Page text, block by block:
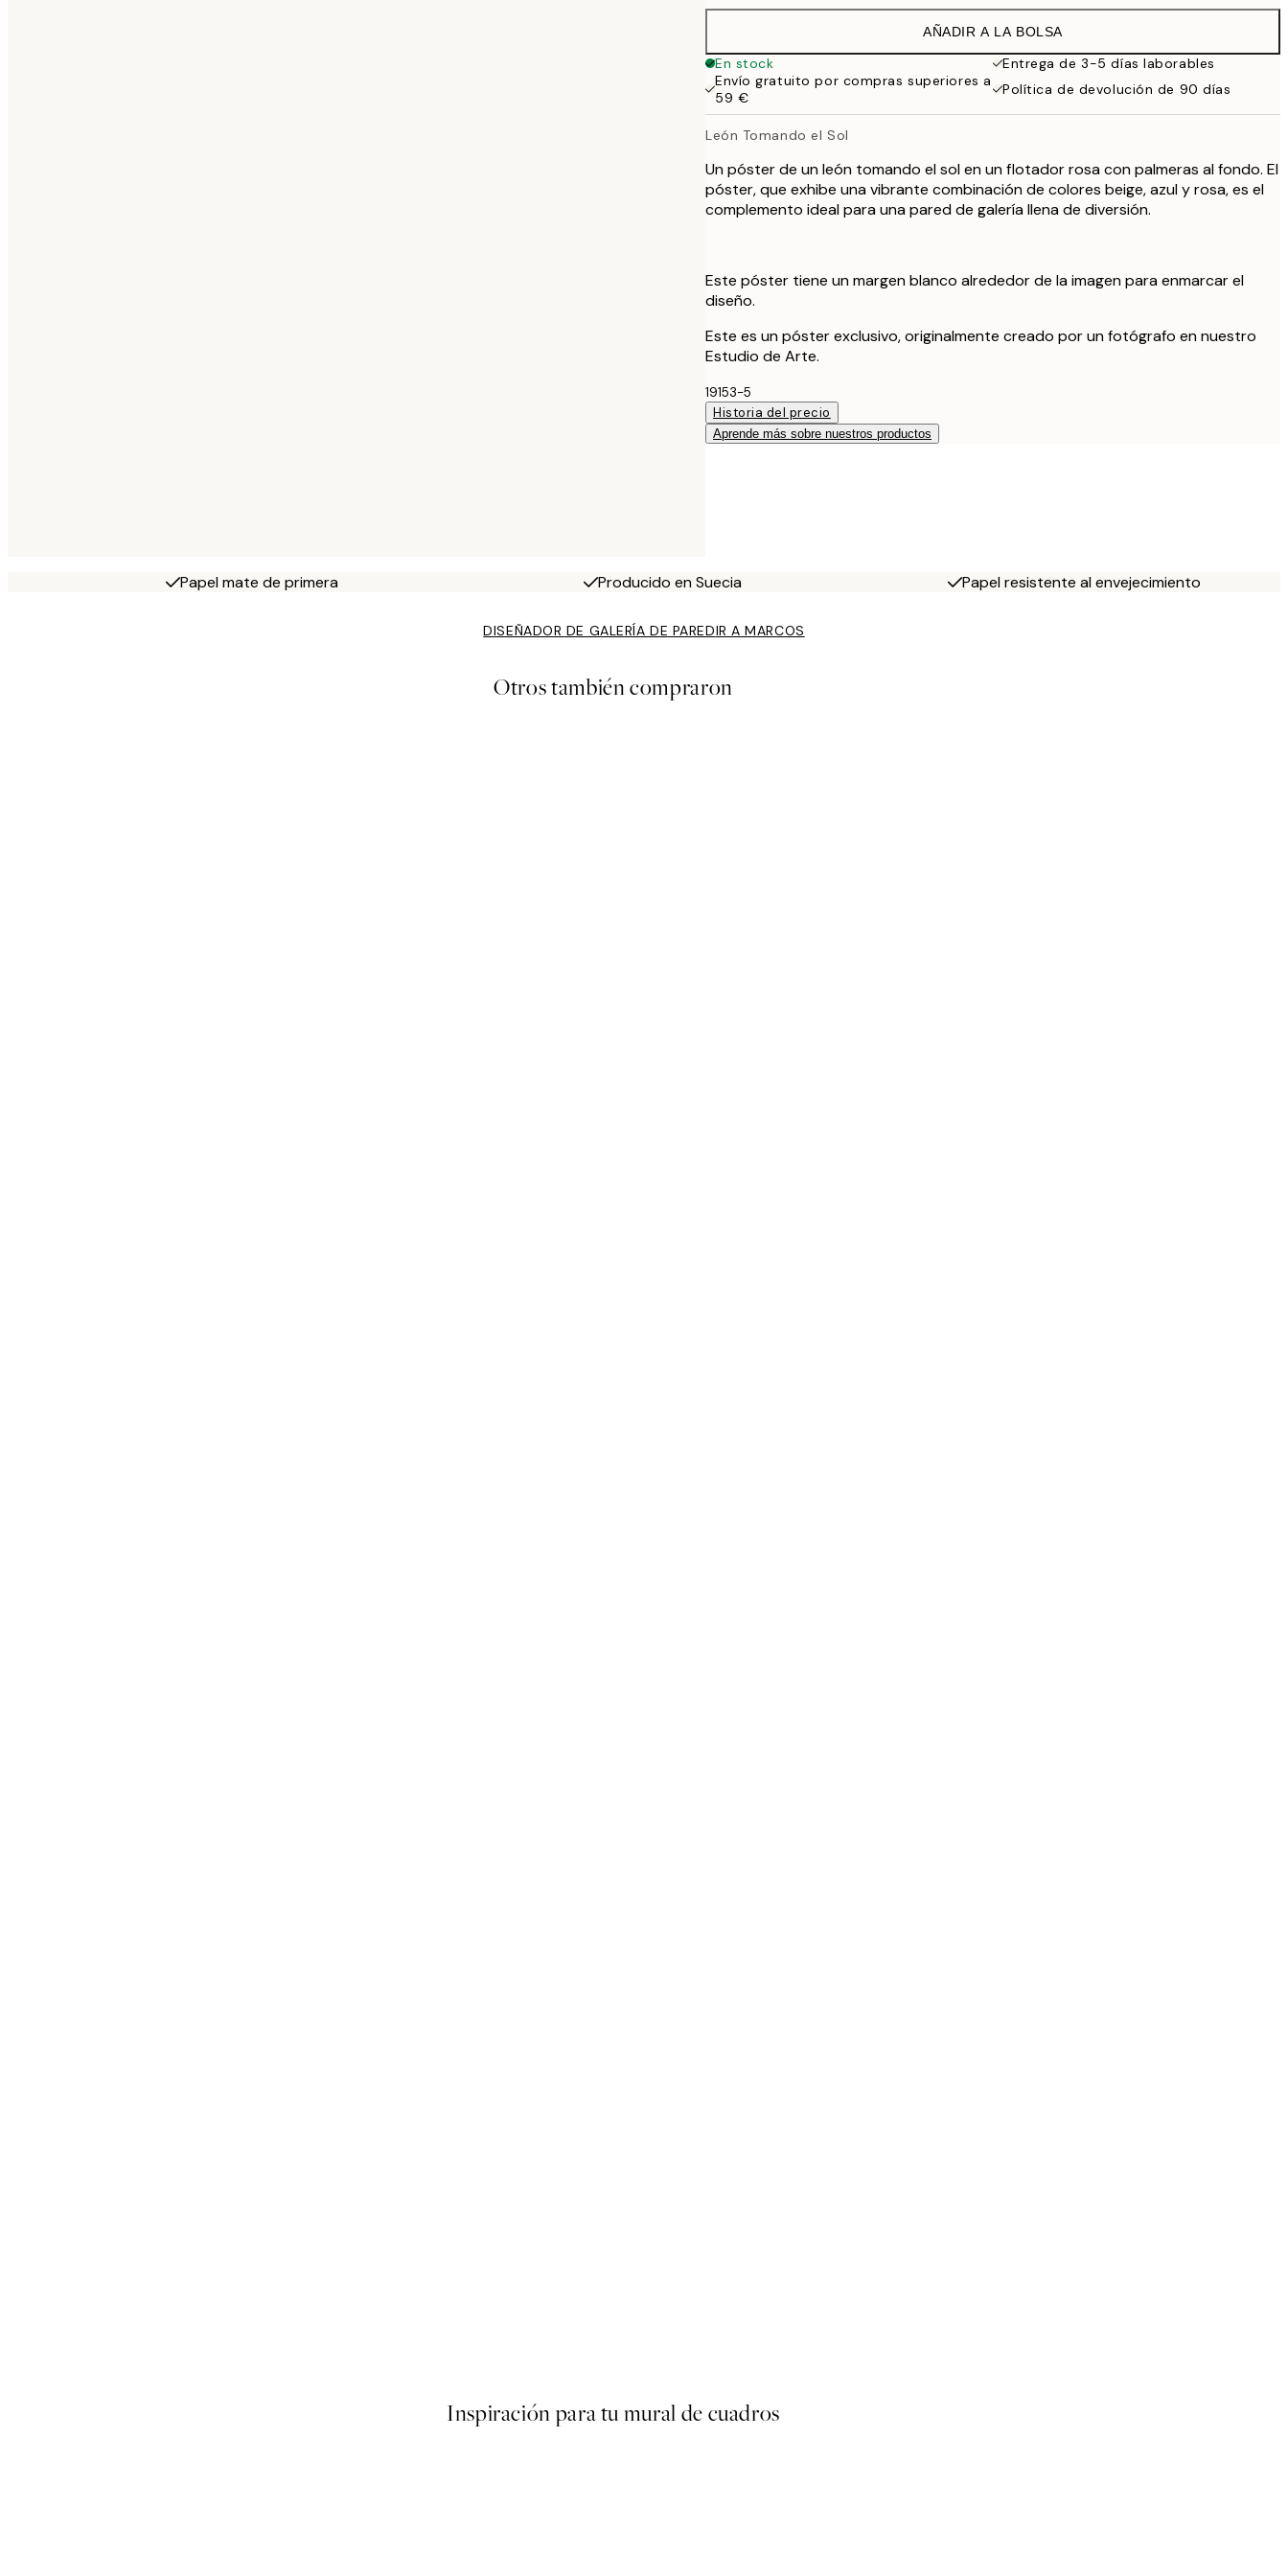
32,45 €
AÑADIR A LA BOLSA
En stock
Entrega de 3-5 días laborables
Envío gratuito por compras superiores a
59 €
Política de devolución de 90 días
León Tomando el Sol
Un póster de un león tomando el sol en un flotador rosa con palmeras al fondo. El
póster, que exhibe una vibrante combinación de colores beige, azul y rosa, es el
complemento ideal para una pared de galería llena de diversión.
Este póster tiene un margen blanco alrededor de la imagen para enmarcar el
diseño.
Este es un póster exclusivo, originalmente creado por un fotógrafo en nuestro
Estudio de Arte.
19153-5
Historia del precio
Aprende más sobre nuestros productos
Papel mate de primera Producido en Suecia Papel resistente al envejecimiento
DISEÑADOR DE GALERÍA DE PAREDIR A MARCOS
Otros también compraron
Inspiración para tu mural de cuadros